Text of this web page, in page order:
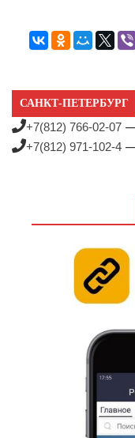
САНКТ-ПЕТЕРБУРГ
+7(812) 766-02-07
+7(812) 971-102-4